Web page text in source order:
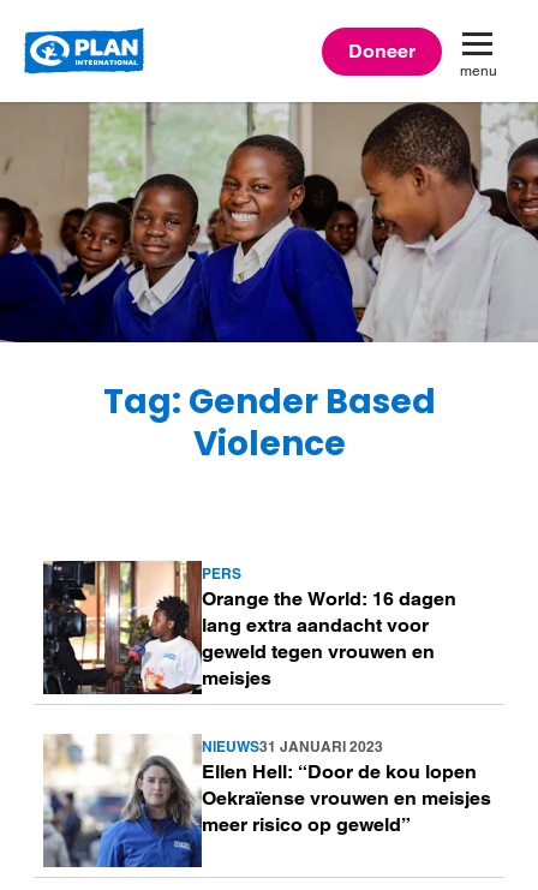
Doneer
menu
Tag: Gender Based
Violence
PERS
Orange the World: 16 dagen
lang extra aandacht voor
geweld tegen vrouwen en
meisjes
Lees
meer
NIEUWS31 JANUARI 2023
Ellen Hell: “Door de kou lopen
Oekraïense vrouwen en meisjes
meer risico op geweld”
Lees
meer